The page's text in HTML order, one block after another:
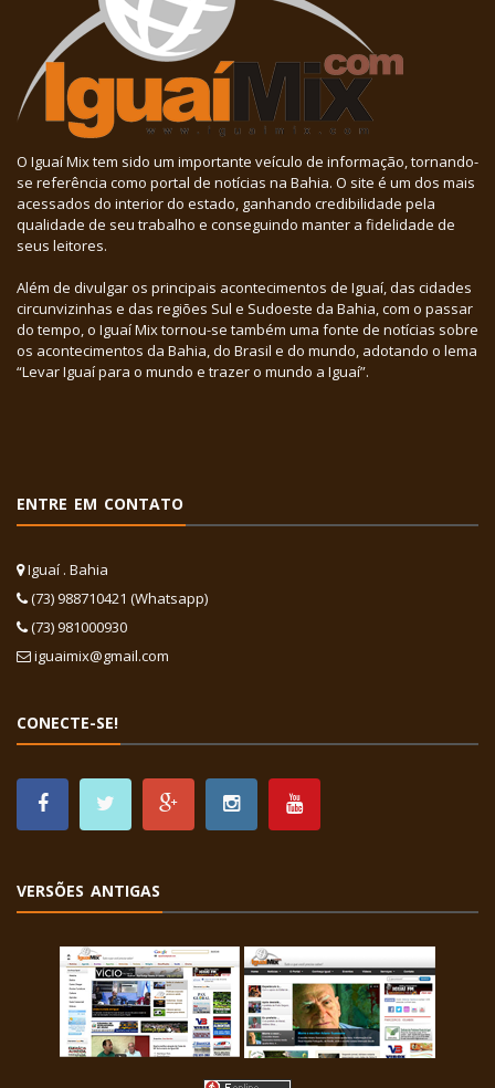
O Iguaí Mix tem sido um importante veículo de informação, tornando-
se referência como portal de notícias na Bahia. O site é um dos mais
acessados do interior do estado, ganhando credibilidade pela
qualidade de seu trabalho e conseguindo manter a fidelidade de
seus leitores.
Além de divulgar os principais acontecimentos de Iguaí, das cidades
circunvizinhas e das regiões Sul e Sudoeste da Bahia, com o passar
do tempo, o Iguaí Mix tornou-se também uma fonte de notícias sobre
os acontecimentos da Bahia, do Brasil e do mundo, adotando o lema
“Levar Iguaí para o mundo e trazer o mundo a Iguaí”.
ENTRE EM CONTATO
Iguaí . Bahia
(73) 988710421 (Whatsapp)
(73) 981000930
iguaimix@gmail.com
CONECTE-SE!
VERSÕES ANTIGAS